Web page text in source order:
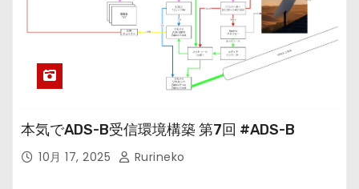
本気でADS-B受信環境構築 第7回 #ADS-B
10月 17, 2025 Rurineko